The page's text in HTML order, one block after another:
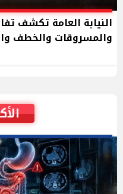
النيابة العامة تكشف
والمسروقات والخطف